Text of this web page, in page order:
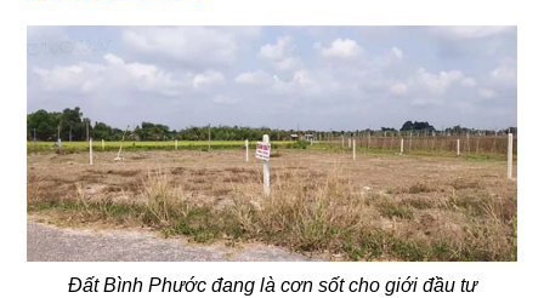
Đất Bình Phước đang là cơn sốt cho giới đầu tư